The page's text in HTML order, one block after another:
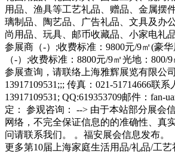
用品、渔具等工艺礼品、赠品、金属摆
璃制品、陶艺品、广告礼品、文具及办
尚用品、玩具、邮币收藏品、小家电礼
参展商（-）;收费标准：9800元/9㎡(豪
（-）;收费标准：8800元/9㎡光地：800/
参展查询，请联络上海雅辉展览有限公
13917109531;;; 传真：021-51714666联系
13917109531; QQ:619353709邮件：fan-
定： 参观咨询： --> 由于本站部分展会
网络，不完全保证信息的的准确性、真
问请联系我们。 。福安展会信息发布。
更多第10届上海家庭生活用品/礼品/工